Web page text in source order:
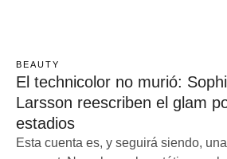
BEAUTY
El technicolor no murió:
Larsson reescriben el glam
estadios
Esta cuenta es, y seguirá siendo,